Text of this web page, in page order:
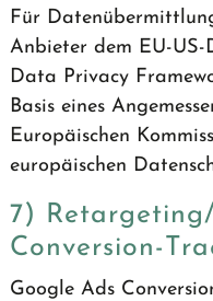
Für
Anbieter dem EU-US-
Data Privacy
Basis eines
Europäischen
europäischen
7)
Conversion-
Google Ads